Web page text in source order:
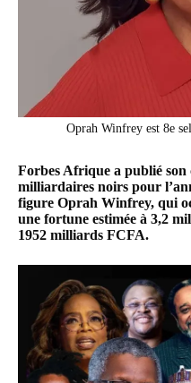
Oprah Winfrey est 8e
Forbes Afrique a publié son
milliardaires noirs pour
figure Oprah Winfrey, qui
une fortune estimée à 3,2
1952 milliards FCFA.